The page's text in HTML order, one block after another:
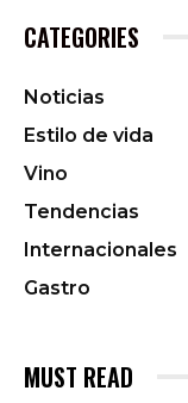
CATEGORIES
Noticias
Estilo de vida
Vino
Tendencias
Internacionales
Gastro
MUST READ